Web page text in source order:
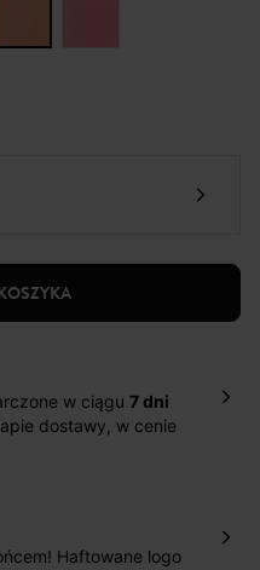
w ciągu 7 dni
dostawy, w cenie
paczkomatu , a
Haftowane logo